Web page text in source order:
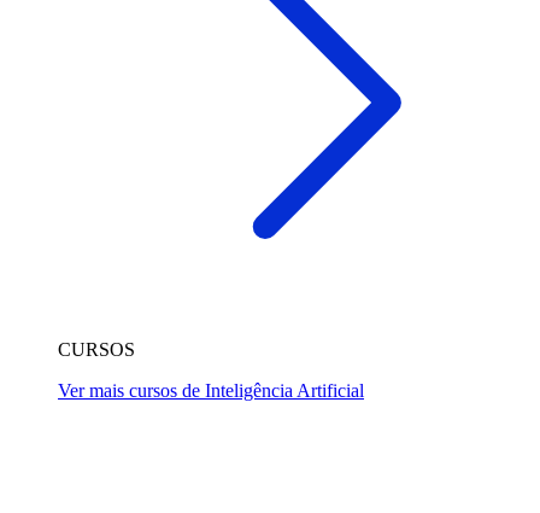
CURSOS
Ver mais cursos de Inteligência Artificial